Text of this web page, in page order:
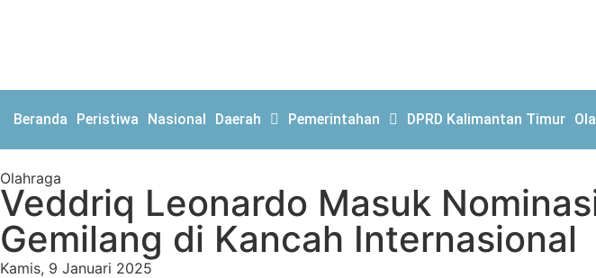
Beranda Peristiwa Nasional Daerah Pemerintahan DPRD Kalimantan Timur
Olahraga
Veddriq Leonardo Masuk
Gemilang di Kancah Internasional
Kamis, 9 Januari 2025